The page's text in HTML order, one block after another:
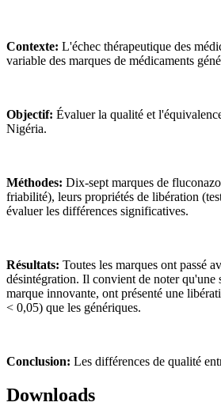
Contexte: L'échec thérapeutique des
variable des marques de médicaments
Objectif: Évaluer la qualité et
Nigéria.
Méthodes: Dix-sept marques de
friabilité), leurs propriétés de libération
évaluer les différences significatives.
Résultats: Toutes les marques ont passé
désintégration. Il convient de noter qu'une
marque innovante, ont présenté une
< 0,05) que les génériques.
Conclusion: Les différences de qualité
Downloads